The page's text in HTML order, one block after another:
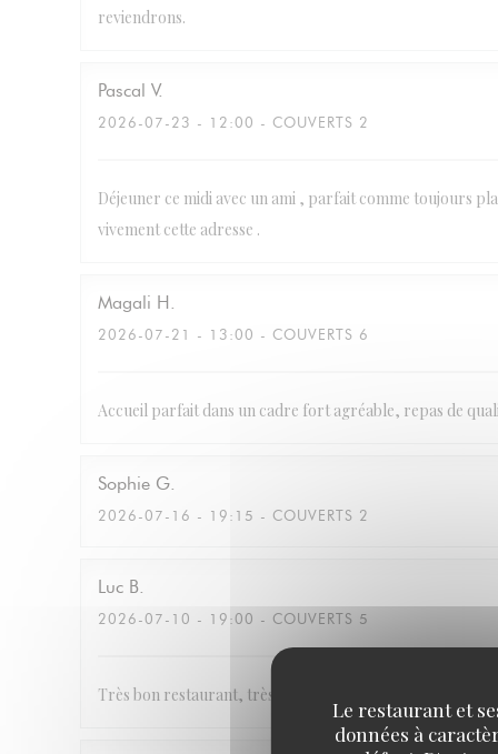
Le restaurant et
données à
reviendrons.
Pascal V
2026-07-23 - 12:00 - COUVERTS 2
Déjeuner ce midi avec un ami , parfait comme toujours
vivement cette adresse .
Magali H
2026-07-21 - 13:00 - COUVERTS 6
Accueil parfait dans un cadre fort agréable, repas de
Sophie G
2026-07-16 - 19:15 - COUVERTS 2
Luc B
2026-07-10 - 19:00 - COUVERTS 5
Très bon restaurant, très belle décoration et le